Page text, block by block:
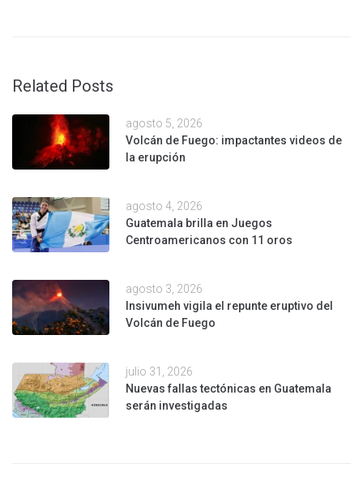
Related Posts
agosto 5, 2026
Volcán de Fuego: impactantes videos de
la erupción
agosto 4, 2026
Guatemala brilla en Juegos
Centroamericanos con 11 oros
agosto 3, 2026
Insivumeh vigila el repunte eruptivo del
Volcán de Fuego
julio 31, 2026
Nuevas fallas tectónicas en Guatemala
serán investigadas